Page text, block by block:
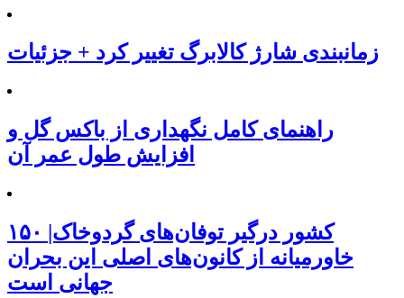
زمانبندی شارژ کالابرگ تغییر کرد + جزئیات
راهنمای کامل نگهداری از باکس گل و
افزایش طول عمر آن
۱۵۰ کشور درگیر توفان‌های گردوخاک|
خاورمیانه از کانون‌های اصلی این بحران
جهانی است